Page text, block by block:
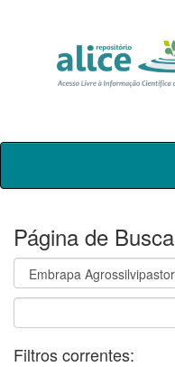
Skip
Página de Busca
Filtros correntes: